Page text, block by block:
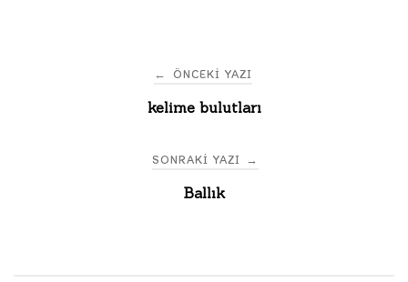
← ÖNCEKI YAZI
kelime bulutları
SONRAKI YAZI →
Ballık